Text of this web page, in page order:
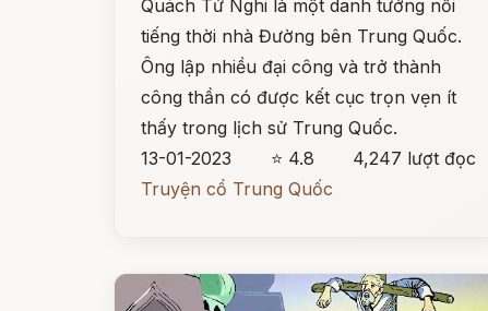
Quách Tử Nghi là một danh tướng nổi
tiếng thời nhà Đường bên Trung Quốc.
Ông lập nhiều đại công và trở thành
công thần có được kết cục trọn vẹn ít
thấy trong lịch sử Trung Quốc.
13-01-2023
⭐ 4.8
4,247 lượt đọc
Truyện cổ Trung Quốc